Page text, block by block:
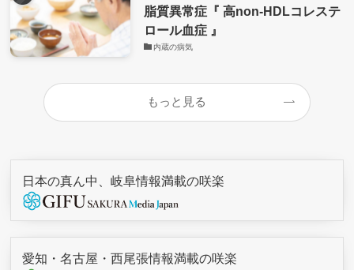
脂質異常症『 高non-HDLコレステ
ロール血症 』
内蔵の病気
もっと見る
日本の真ん中、岐阜情報満載の咲楽
愛知・名古屋・西尾張情報満載の咲楽